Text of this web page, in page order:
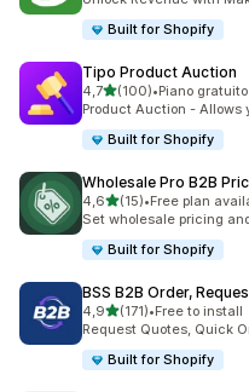
Built for Shopify
Tipo Product Auction
4,7stelle su 5
(100)
100 recensioni totali
•Piano
Product Auction - Allows
Built for Shopify
Wholesale Pro B2B
4,6stelle su 5
(15)
15 recensioni totali
•Free plan
Set wholesale pricing
Built for Shopify
BSS B2B Order,
4,9stelle su 5
(171)
171 recensioni totali
•Free to install
Request Quotes, Quick
Built for Shopify